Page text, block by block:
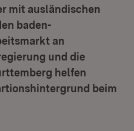
mit ausländischen
baden-
an
und die
helfen
beim